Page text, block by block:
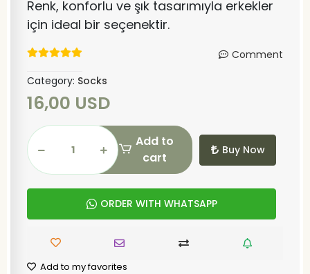
Renk, konforlu ve şık tasarımıyla erkekler
için ideal bir seçenektir.
Comment
Category: Socks
16,00 USD
Add to
cart
Buy Now
ORDER WITH WHATSAPP
Add to my favorites